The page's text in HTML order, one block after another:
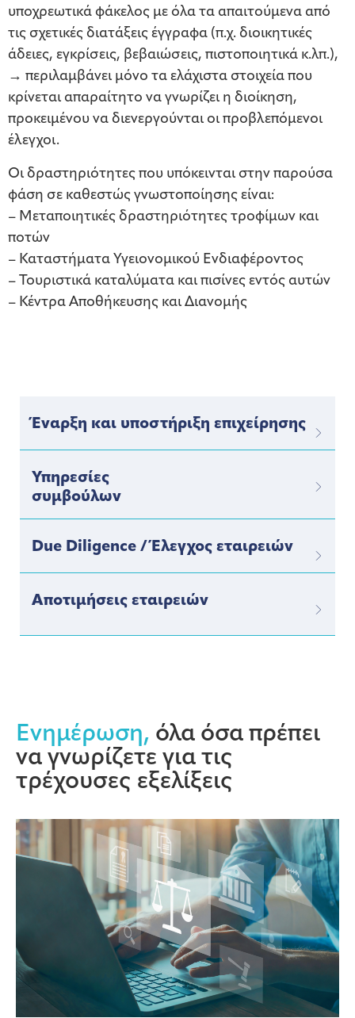
υποχρεωτικά φάκελος με όλα τα απαιτούμενα από
τις σχετικές διατάξεις έγγραφα (π.χ. διοικητικές
άδειες, εγκρίσεις, βεβαιώσεις, πιστοποιητικά κ.λπ.),
→ περιλαμβάνει μόνο τα ελάχιστα στοιχεία που
κρίνεται απαραίτητο να γνωρίζει η διοίκηση,
προκειμένου να διενεργούνται οι προβλεπόμενοι
έλεγχοι.
Οι δραστηριότητες που υπόκεινται στην παρούσα
φάση σε καθεστώς γνωστοποίησης είναι:
– Μεταποιητικές δραστηριότητες τροφίμων και
ποτών
– Καταστήματα Υγειονομικού Ενδιαφέροντος
– Τουριστικά καταλύματα και πισίνες εντός αυτών
– Κέντρα Αποθήκευσης και Διανομής
Έναρξη και υποστήριξη επιχείρησης
Υπηρεσίες
συμβούλων
Due Diligence / Έλεγχος εταιρειών
Αποτιμήσεις εταιρειών
Ενημέρωση, όλα όσα πρέπει
να γνωρίζετε για τις
τρέχουσες εξελίξεις